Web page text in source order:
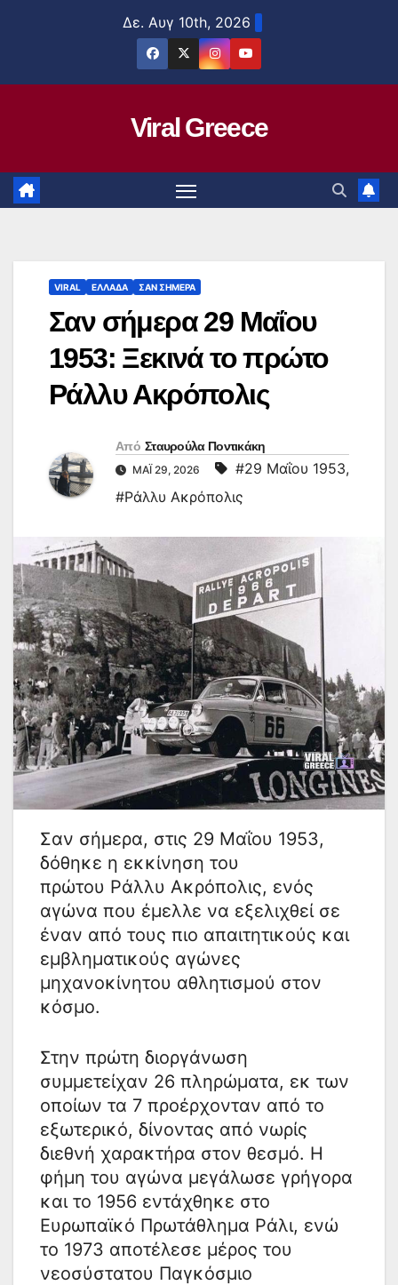
Δε. Αυγ 10th, 2026
Viral Greece
VIRAL ΕΛΛΑΔΑ ΣΑΝ ΣΗΜΕΡΑ
Σαν σήμερα 29 Μαΐου
1953: Ξεκινά το πρώτο
Ράλλυ Ακρόπολις
Από Σταυρούλα Ποντικάκη
ΜΆΙ 29, 2026 #29 Μαΐου 1953,
#Ράλλυ Ακρόπολις
Σαν σήμερα, στις 29 Μαΐου 1953,
δόθηκε η εκκίνηση του
πρώτου Ράλλυ Ακρόπολις, ενός
αγώνα που έμελλε να εξελιχθεί σε
έναν από τους πιο απαιτητικούς και
εμβληματικούς αγώνες
μηχανοκίνητου αθλητισμού στον
κόσμο.
Στην πρώτη διοργάνωση
συμμετείχαν 26 πληρώματα, εκ των
οποίων τα 7 προέρχονταν από το
εξωτερικό, δίνοντας από νωρίς
διεθνή χαρακτήρα στον θεσμό. Η
φήμη του αγώνα μεγάλωσε γρήγορα
και το 1956 εντάχθηκε στο
Ευρωπαϊκό Πρωτάθλημα Ράλι, ενώ
το 1973 αποτέλεσε μέρος του
νεοσύστατου Παγκόσμιο